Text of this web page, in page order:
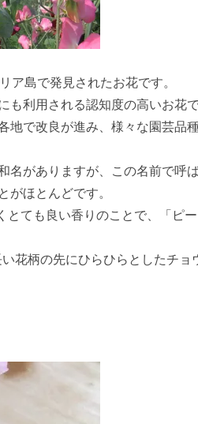
ア島で発見されたお花です。
も利用される認知度の高いお花で
地で改良が進み、様々な園芸品
名がありますが、この名前で呼
がほとんどです。
とても良い香りのことで、「ピー
花柄の先にひらひらとしたチョ